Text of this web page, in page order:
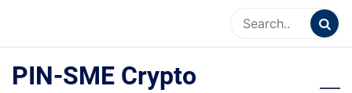
content
PIN-SME Crypto